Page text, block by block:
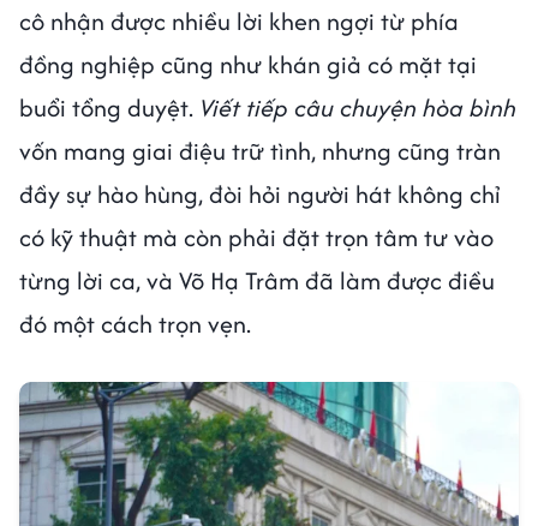
cô nhận được nhiều lời khen ngợi từ phía
đồng nghiệp cũng như khán giả có mặt tại
buổi tổng duyệt. Viết tiếp câu chuyện hòa bình
vốn mang giai điệu trữ tình, nhưng cũng tràn
đầy sự hào hùng, đòi hỏi người hát không chỉ
có kỹ thuật mà còn phải đặt trọn tâm tư vào
từng lời ca, và Võ Hạ Trâm đã làm được điều
đó một cách trọn vẹn.